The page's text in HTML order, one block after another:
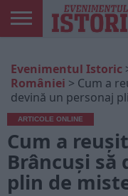
ONLINE
EDIȚII
TIPĂRITE
ISTORIC
PLAY
CONTUL
MEU
Evenimentul Istoric
României > Cum a
devină un personaj
ARTICOLE ONLINE
Cum a
Brâncuși să
plin de